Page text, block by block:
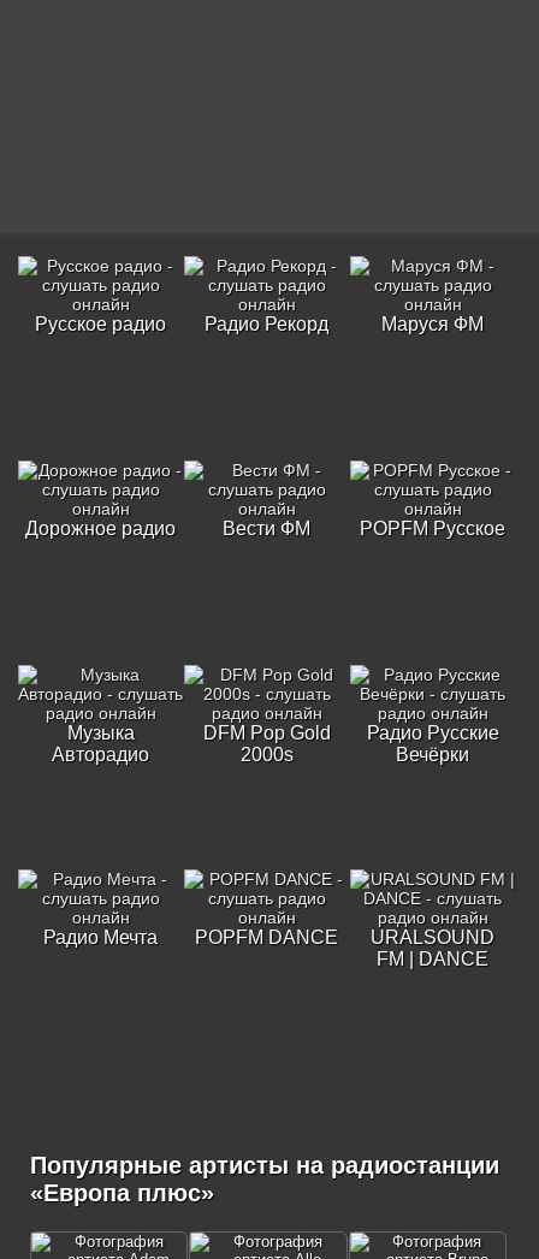
Русское радио Радио Рекорд Маруся ФМ
Дорожное радио Вести ФМ POPFM Русское
Музыка
Авторадио
DFM Pop Gold
2000s
Радио Русские
Вечёрки
Радио Мечта POPFM DANCE
URALSOUND
FM | DANCE
Популярные артисты на радиостанции
«Европа плюс»